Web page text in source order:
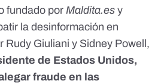
fundado por Maldita.es y
la desinformación en
Rudy Giuliani y Sidney Powell,
de Estados Unidos,
fraude en las